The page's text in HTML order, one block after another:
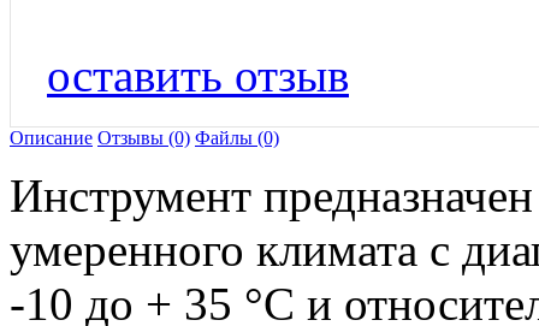
оставить отзыв
Описание Отзывы (0) Файлы (0)
Инструмент
умеренного климата с
-10 до + 35 °С и